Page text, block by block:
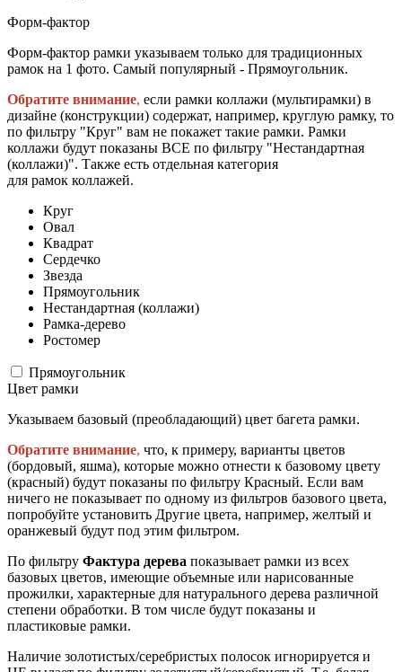
Форм-фактор
Форм-фактор рамки указываем только для традиционных
рамок на 1 фото. Самый популярный - Прямоугольник.
Обратите внимание, если рамки коллажи (мультирамки) в
дизайне (конструкции) содержат, например, круглую рамку, то
по фильтру "Круг" вам не покажет такие рамки. Рамки
коллажи будут показаны ВСЕ по фильтру "Нестандартная
(коллажи)". Также есть отдельная категория
для рамок коллажей.
Круг
Овал
Квадрат
Сердечко
Звезда
Прямоугольник
Нестандартная (коллажи)
Рамка-дерево
Ростомер
Прямоугольник
Цвет рамки
Указываем базовый (преобладающий) цвет багета рамки.
Обратите внимание, что, к примеру, варианты цветов
(бордовый, яшма), которые можно отнести к базовому цвету
(красный) будут показаны по фильтру Красный. Если вам
ничего не показывает по одному из фильтров базового цвета,
попробуйте установить Другие цвета, например, желтый и
оранжевый будут под этим фильтром.
По фильтру Фактура дерева показывает рамки из всех
базовых цветов, имеющие объемные или нарисованные
прожилки, характерные для натурального дерева различной
степени обработки. В том числе будут показаны и
пластиковые рамки.
Наличие золотистых/серебристых полосок игнорируется и